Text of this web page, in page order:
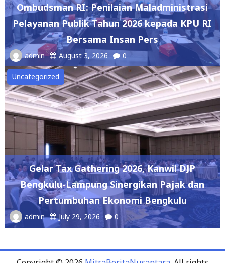
Ombudsman RI: Penilaian Maladministrasi
Pelayanan Publik Tahun 2026 kepada KPU RI
Bersama Insan Pers
admin August 3, 2026 0
Uncategorized
Gelar Tax Gathering 2026, Kanwil DJP
Bengkulu-Lampung Sinergikan Pajak dan
Pertumbuhan Ekonomi Bengkulu
admin July 29, 2026 0